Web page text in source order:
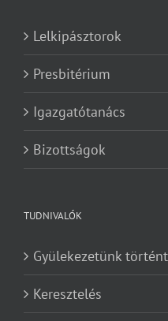
Lelkipásztorok
Presbitérium
Igazgatótanács
Bizottságok
TUDNIVALÓK
Gyülekezetünk
Keresztelés